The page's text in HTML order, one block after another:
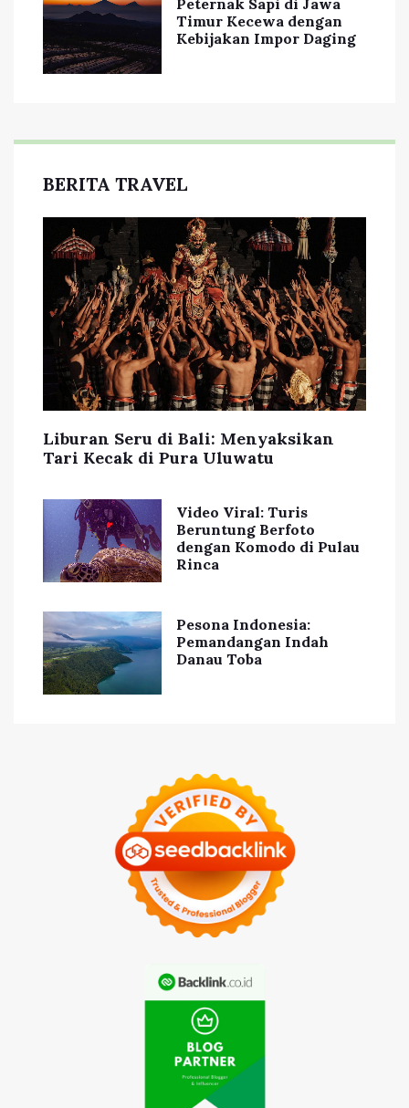
Timur Kecewa dengan
Kebijakan Impor Daging
BERITA TRAVEL
Liburan Seru di Bali: Menyaksikan
Tari Kecak di Pura Uluwatu
Video Viral: Turis
Beruntung Berfoto
dengan Komodo di Pulau
Rinca
Pesona Indonesia:
Pemandangan Indah
Danau Toba